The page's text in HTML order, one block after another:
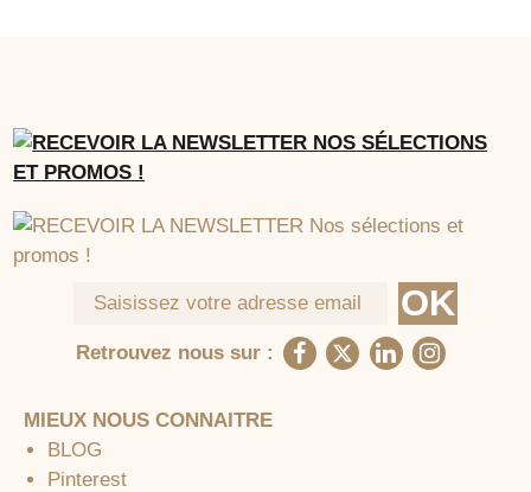
Retrouvez nous sur :
MIEUX NOUS CONNAITRE
BLOG
Pinterest